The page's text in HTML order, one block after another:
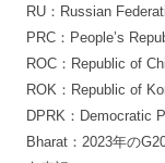
RU：Russian
PRC：People’s
ROC：Republic of
ROK：Republic of
DPRK：Democratic
Bharat：2023年の